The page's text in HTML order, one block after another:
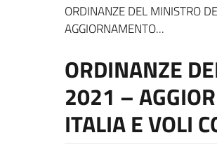
ORDINANZE DEL MINISTRO
AGGIORNAMENTO...
ORDINANZE
2021 –
ITALIA E VOLI